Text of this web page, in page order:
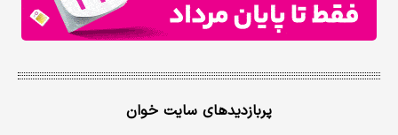
پربازدیدهای سایت خوان